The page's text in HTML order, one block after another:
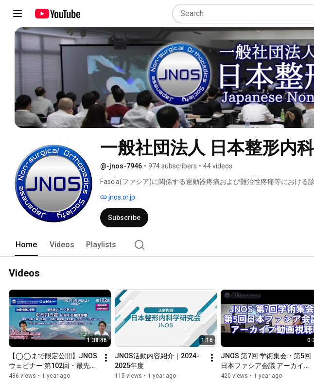
一般社団法人 日本整形内
@-jnos-7946 • 974 subscribers • 44 videos
Fascia(ファシア)に関係する運動器疼痛および難治性疼痛等における
日本整形内科学研究会のYoutubeチャンネルです。
jnos.or.jp
Subscribe
Home Videos Playlists
Videos
1:38:46
【◯◯まで限定公開】JNOS
ウェビナー 第102回・最先端
シリーズ第10回「むち打ち症
486 views • 1 year ago
1:16
JNOS活動内容紹介｜2024-
2025年度
115 views • 1 year ago
JNOS 第7回 学術集会・第5回
日本ファシア会議 アーカイブ
動画視聴【2025/5/31まで】
420 views • 1 year ago